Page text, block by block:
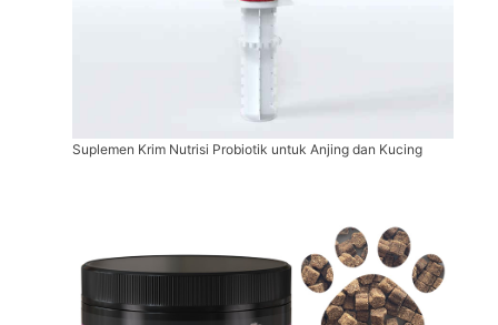
Suplemen Krim Nutrisi Probiotik untuk Anjing dan Kucing